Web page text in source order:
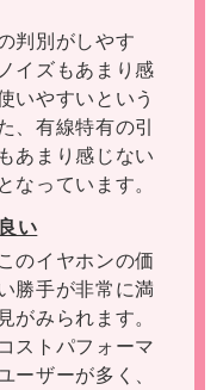
判別がしやす
イズもあまり感
いやすいという
、有線特有の引
あまり感じない
なっています。
い
のイヤホンの価
勝手が非常に満
がみられます。
ストパフォーマ
ーザーが多く、